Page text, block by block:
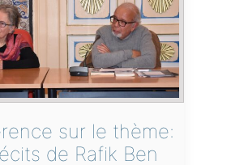
sur le thème:
de Rafik Ben